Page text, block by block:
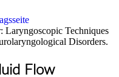
Laryngoscopic Techniques
Disorders.
Flow